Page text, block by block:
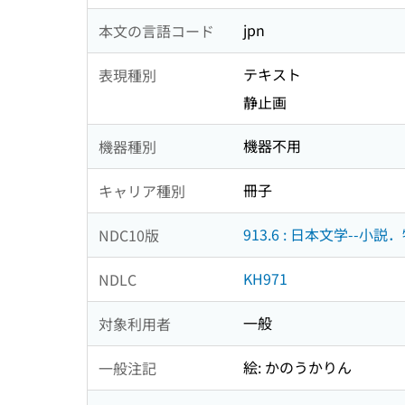
本文の言語コード jpn
表現種別
テキスト
静止画
機器種別 機器不用
キャリア種別 冊子
NDC10版 913.6 : 日本文学--小説
NDLC KH971
対象利用者 一般
一般注記 絵: かのうかりん